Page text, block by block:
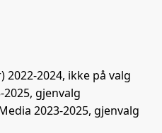
2022-2024, ikke på valg
2025, gjenvalg
2023-2025, gjenvalg